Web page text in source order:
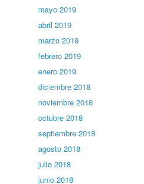
mayo 2019
abril 2019
marzo 2019
febrero 2019
enero 2019
diciembre 2018
noviembre 2018
octubre 2018
septiembre 2018
agosto 2018
julio 2018
junio 2018